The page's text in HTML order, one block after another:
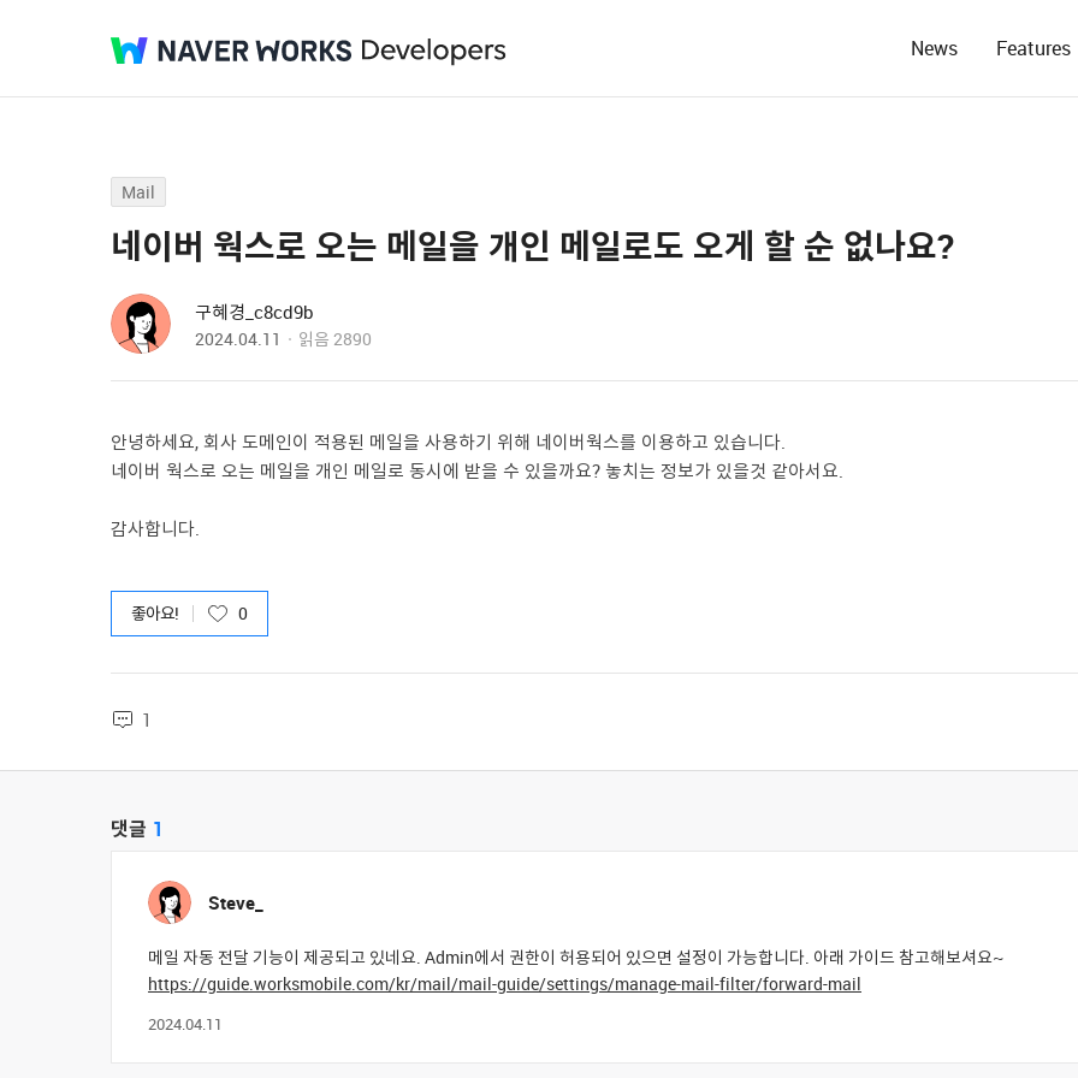
News Features
Mail
네이버 웍스로 오는 메일을 개인 메일로도 오게 할 순 없나요?
구혜경_c8cd9b
2024.04.11 읽음 2890
안녕하세요, 회사 도메인이 적용된 메일을 사용하기 위해 네이버웍스를 이용하고 있습니다.
네이버 웍스로 오는 메일을 개인 메일로 동시에 받을 수 있을까요? 놓치는 정보가 있을것 같아서요.
감사합니다.
좋아요! 0
1
댓글 1
Steve_
메일 자동 전달 기능이 제공되고 있네요. Admin에서 권한이 허용되어 있으면 설정이 가능합니다. 아래 가이드 참고해보셔요~
https://guide.worksmobile.com/kr/mail/mail-guide/settings/manage-mail-filter/forward-mail
2024.04.11